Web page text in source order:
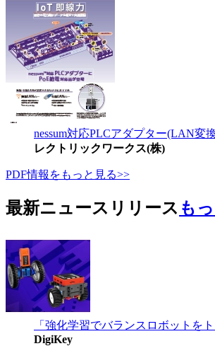
nessum対応PLCアダプター(LAN変
レクトリックワークス(株)
PDF情報をもっと見る>>
最新ニュースリリース も
「強化学習でバランスロボットを
DigiKey